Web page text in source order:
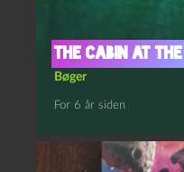
The Cabin at
Bøger
For 6 år siden